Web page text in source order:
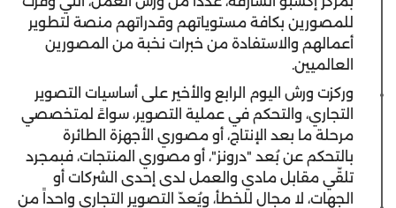
للمصورين بكافة مستوياتهم وقدراتهم منصة لتطوير
أعمالهم والاستفادة من خبرات نخبة من المصورين
العالميين.
وركزت ورش اليوم الرابع والأخير على أساسيات التصوير
التجاري، والتحكم في عملية التصوير، سواءً لمتخصصي
مرحلة ما بعد الإنتاج، أو مصوري الأجهزة الطائرة
بالتحكم عن بُعد "درونز"، أو مصوري المنتجات، فبمجرد
تلقّي مقابل مادي والعمل لدى إحدى الشركات أو
الجهات، لا مجال للخطأ، ويُعدّ التصوير التجاري واحداً من